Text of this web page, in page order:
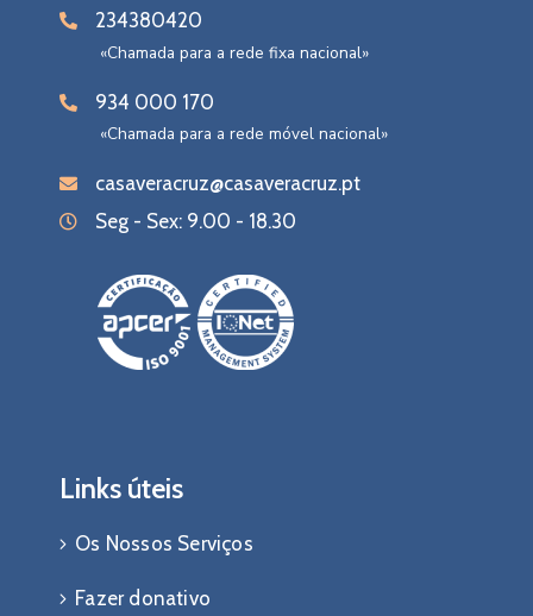
234380420
«Chamada para a rede fixa nacional»
934 000 170
«Chamada para a rede móvel nacional»
casaveracruz@casaveracruz.pt
Seg - Sex: 9.00 - 18.30
Links úteis
Os Nossos Serviços
Fazer donativo